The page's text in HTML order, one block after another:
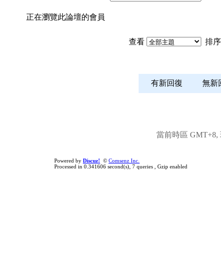
正在瀏覽此論壇的會員
查看 排
有新回復 無
當前時區 GMT+8,
Powered by Discuz! © Comsenz Inc.
Processed in 0.341606 second(s), 7 queries , Gzip enabled